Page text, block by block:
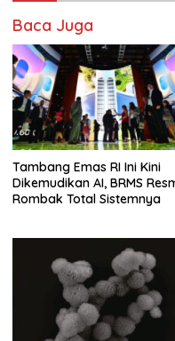
Baca Juga
Tambang Emas RI Ini Kini
Dikemudikan AI, BRMS
Rombak Total Sistemnya